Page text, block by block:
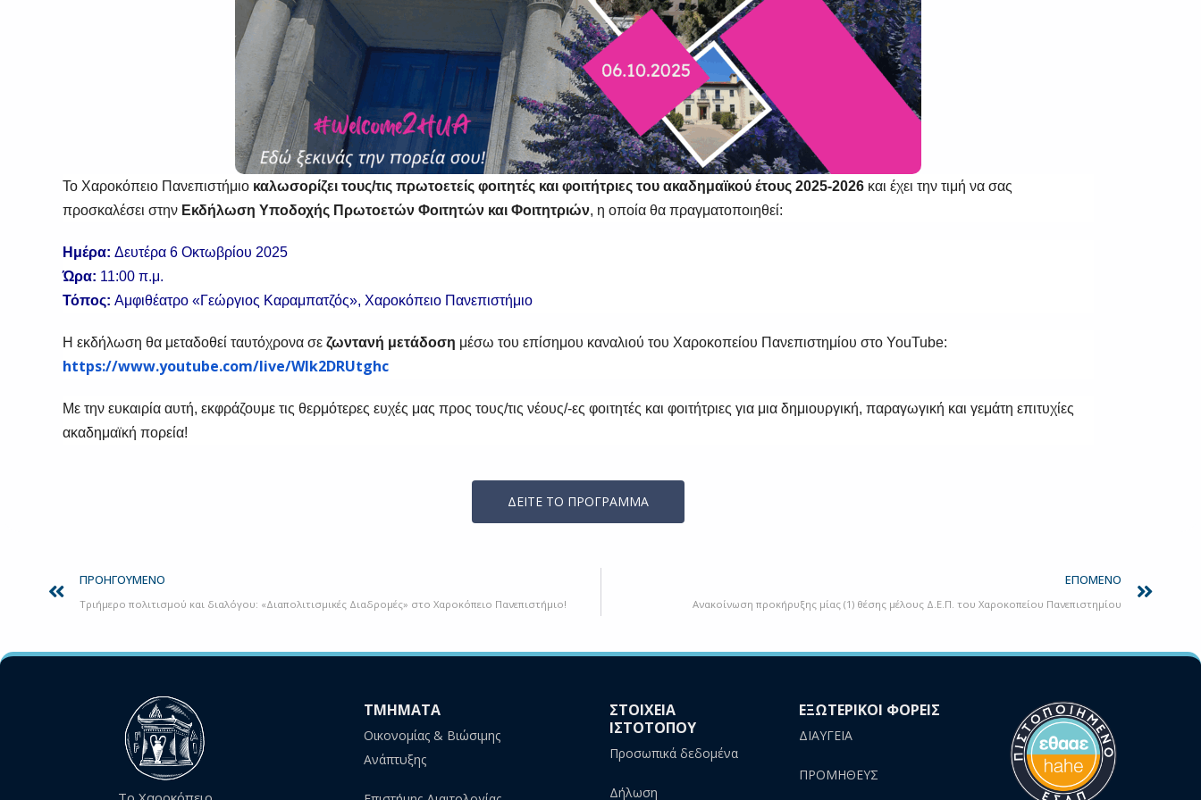
Το Χαροκόπειο Πανεπιστήμιο καλωσορίζει τους/τις πρωτοετείς φοιτητές και φοιτήτριες του ακαδημαϊκού έτους 2025-2026 και έχει την τιμή να σας
προσκαλέσει στην Εκδήλωση Υποδοχής Πρωτοετών Φοιτητών και Φοιτητριών, η οποία θα πραγματοποιηθεί:
Ημέρα: Δευτέρα 6 Οκτωβρίου 2025
Ώρα: 11:00 π.μ.
Τόπος: Αμφιθέατρο «Γεώργιος Καραμπατζός», Χαροκόπειο Πανεπιστήμιο
Η εκδήλωση θα μεταδοθεί ταυτόχρονα σε ζωντανή μετάδοση μέσω του επίσημου καναλιού του Χαροκοπείου Πανεπιστημίου στο YouTube:
https://www.youtube.com/live/WIk2DRUtghc
Με την ευκαιρία αυτή, εκφράζουμε τις θερμότερες ευχές μας προς τους/τις νέους/-ες φοιτητές και φοιτήτριες για μια δημιουργική, παραγωγική και γεμάτη επιτυχίες
ακαδημαϊκή πορεία!
ΔΕΙΤΕ ΤΟ ΠΡΟΓΡΑΜΜΑ
ΠΡΟΗΓΟΎΜΕΝΟ
Τριήμερο πολιτισμού και διαλόγου: «Διαπολιτισμικές Διαδρομές» στο Χαροκόπειο Πανεπιστήμιο!
ΕΠΌΜΕΝΟ
Ανακοίνωση προκήρυξης μίας (1) θέσης μέλους Δ.Ε.Π. του Χαροκοπείου Πανεπιστημίου
ΤΜΗΜΑΤΑ
Οικονομίας & Βιώσιμης
Ανάπτυξης
ΣΤΟΙΧΕΙΑ
ΙΣΤΟΤΟΠΟΥ
Προσωπικά δεδομένα
Δήλωση
ΕΞΩΤΕΡΙΚΟΙ ΦΟΡΕΙΣ
ΔΙΑΥΓΕΙΑ
ΠΡΟΜΗΘΕΥΣ